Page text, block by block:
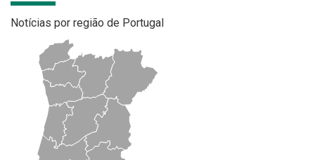
Notícias por região de Portugal